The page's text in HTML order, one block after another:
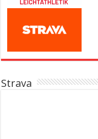
Strava